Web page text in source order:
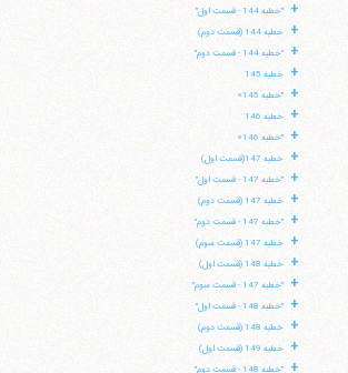
+ "خطبه 144 - قسمت اول"
+ خطبه 144 (قسمت دوم)
+ "خطبه 144 - قسمت دوم"
+ خطبه 145
+ "خطبه 145»
+ خطبه 146
+ "خطبه 146»
+ خطبه 147(قسمت اول)
+ "خطبه 147 - قسمت اول"
+ خطبه 147 (قسمت دوم)
+ "خطبه 147 - قسمت دوم"
+ خطبه 147 (قسمت سوم)
+ خطبه 148 (قسمت اول)
+ "خطبه 147 - قسمت سوم"
+ "خطبه 148 - قسمت اول"
+ خطبه 148 (قسمت دوم)
+ خطبه 149 (قسمت اول)
+ "خطبه 148 - قسمت دوم"